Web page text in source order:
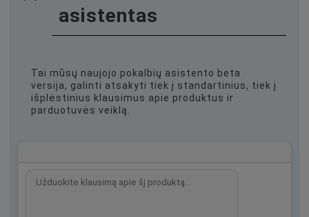
asistentas
Tai mūsų naujojo pokalbių asistento beta
versija, galinti atsakyti tiek į standartinius, tiek į
išplėstinius klausimus apie produktus ir
parduotuvės veiklą.